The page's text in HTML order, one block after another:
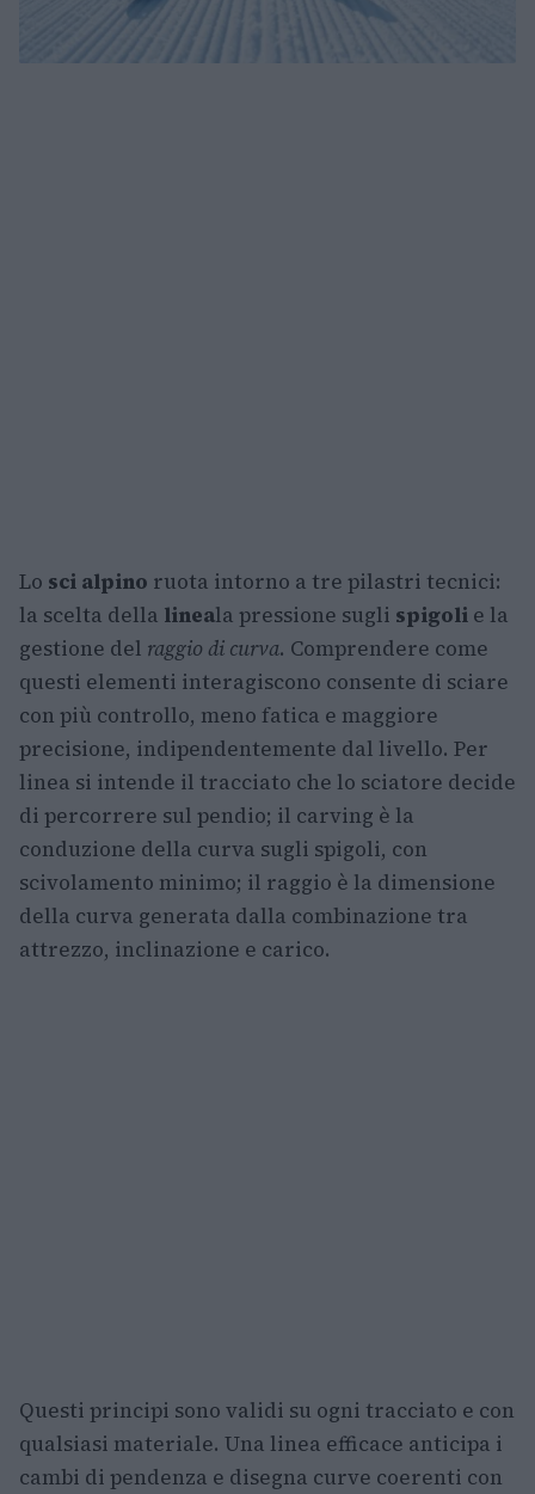
Lo sci alpino ruota intorno a tre pilastri tecnici:
la scelta della lineala pressione sugli spigoli e la
gestione del raggio di curva. Comprendere come
questi elementi interagiscono consente di sciare
con più controllo, meno fatica e maggiore
precisione, indipendentemente dal livello. Per
linea si intende il tracciato che lo sciatore decide
di percorrere sul pendio; il carving è la
conduzione della curva sugli spigoli, con
scivolamento minimo; il raggio è la dimensione
della curva generata dalla combinazione tra
attrezzo, inclinazione e carico.
Questi principi sono validi su ogni tracciato e con
qualsiasi materiale. Una linea efficace anticipa i
cambi di pendenza e disegna curve coerenti con